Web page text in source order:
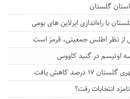
گلستان
با راه‌اندازی ایرلاین های بومی
اوتیسم در گنبد کاووس
درصد کاهش یافت
انتخابات رفت؟